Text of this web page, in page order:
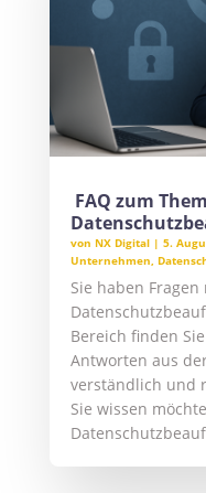
FAQ zum
von NX Digital| 5.
Unternehmen,
Sie haben
Bereich finden
Antworten aus
verständlich und
Sie wissen